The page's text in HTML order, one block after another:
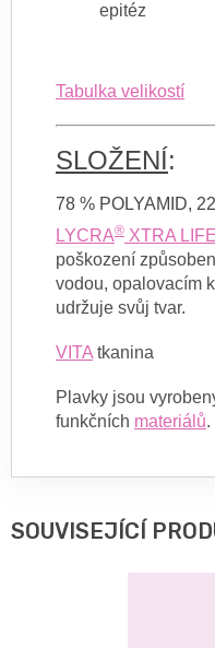
epitéz
Tabulka velikostí
SLOŽENÍ:
78 % POLYAMID,
LYCRA® XTRA LIFE
poškození
vodou, opalovacím
udržuje svůj tvar.
VITAtkanina
Plavky jsou
funkčních materiálů.
SOUVISEJÍCÍ